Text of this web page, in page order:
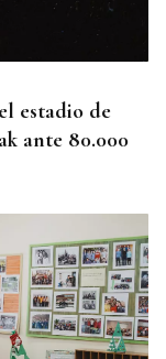
estadio de
ante 80.000